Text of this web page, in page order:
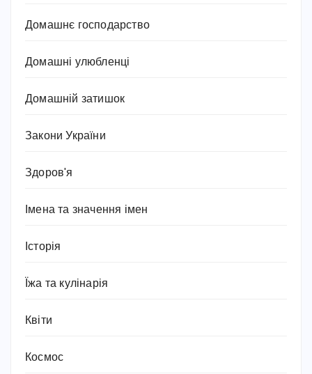
Домашнє господарство
Домашні улюбленці
Домашній затишок
Закони України
Здоров'я
Імена та значення імен
Історія
Їжа та кулінарія
Квіти
Космос